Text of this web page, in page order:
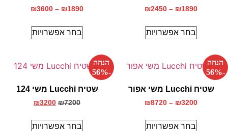
₪1890
–
₪2450
בחר אפשרויות
₪1890
–
₪3600
בחר אפשרויות
הנחה
-56%
שטיח Lucchi משי אפור
₪3200
–
₪8720
בחר אפשרויות
הנחה
-56%
שטיח Lucchi משי 124
₪7200
₪3200
בחר אפשרויות